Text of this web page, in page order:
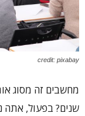
credit: pixabay
מחשבים זה מסוג
שנים? בפעול, אתה